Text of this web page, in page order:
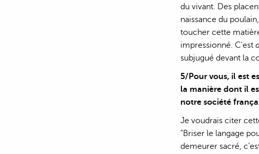
du vivant. Des
naissance du
toucher cette
impressionné. C'est
subjugué devant la
5/Pour vous, il est
la manière dont il
notre société
Je voudrais citer
"Briser le langage
demeurer sacré,